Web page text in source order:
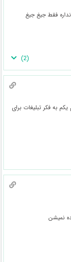
فقط جیغ جیغ
(
2
)
به فکر تبلیغات برای
نمیشن